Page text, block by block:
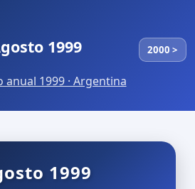
1999 2000 >
anual 1999 · Argentina
1999